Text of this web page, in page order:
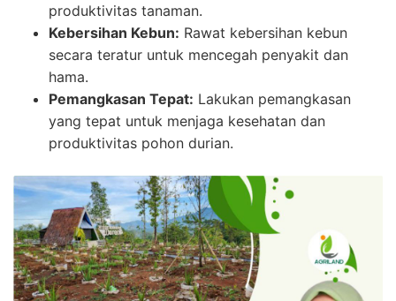
produktivitas tanaman.
Kebersihan Kebun: Rawat kebersihan kebun
secara teratur untuk mencegah penyakit dan
hama.
Pemangkasan Tepat: Lakukan pemangkasan
yang tepat untuk menjaga kesehatan dan
produktivitas pohon durian.